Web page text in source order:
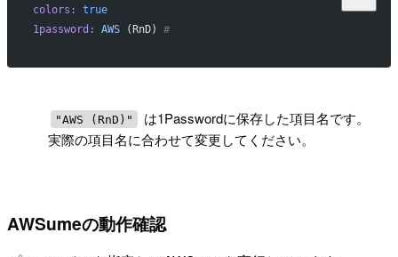
colors:
true
1password:
AWS (RnD) #
"AWS (RnD)"
は1Passwordに保存した項目名です。
実際の項目名に合わせて変更してください。
AWSumeの動作確認